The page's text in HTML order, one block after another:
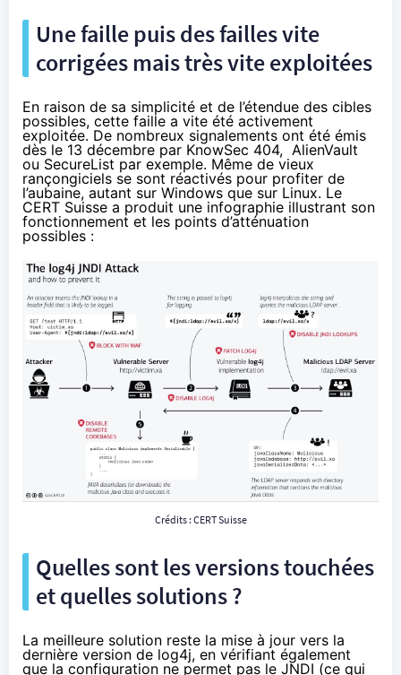
Une faille puis des failles vite
corrigées mais très vite exploitées
En raison de sa simplicité et de l’étendue des cibles
possibles, cette faille a vite été activement
exploitée. De nombreux signalements ont été émis
dès le 13 décembre par KnowSec 404, AlienVault
ou SecureList par exemple. Même de vieux
rançongiciels se sont réactivés pour profiter de
l’aubaine, autant sur Windows que sur Linux. Le
CERT Suisse a produit une infographie illustrant son
fonctionnement et les points d’atténuation
possibles :
Crédits : CERT Suisse
Quelles sont les versions touchées
et quelles solutions ?
La meilleure solution reste la mise à jour vers la
dernière version de log4j, en vérifiant également
que la configuration ne permet pas le JNDI (ce qui